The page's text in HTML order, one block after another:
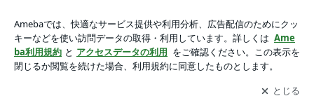
売車 販売 買取 中古 | 株式会社スカイオートのスタッフブログ
キッチンカー 移動販売車 販売 買取 中古
アプリをダウンロードして ブログの更新通知
を受け取りまし
ょう。
開く